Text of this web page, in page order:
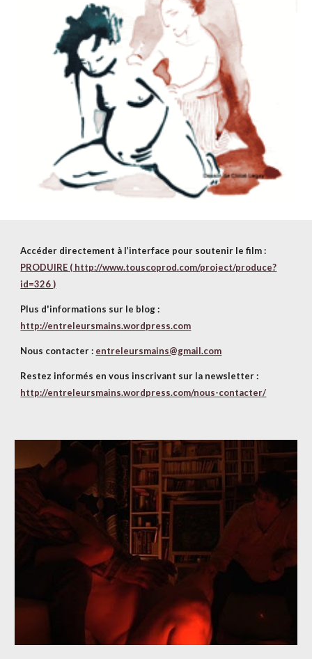
Accéder directement à l’interface pour soutenir le film :
PRODUIRE ( http://www.touscoprod.com/project/produce?
id=326 )
Plus d'informations sur le blog :
http://entreleursmains.wordpress.com
Nous contacter : entreleursmains@gmail.com
Restez informés en vous inscrivant sur la newsletter :
http://entreleursmains.wordpress.com/nous-contacter/